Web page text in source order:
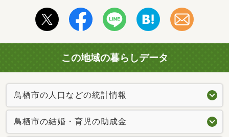
この地域の暮らしデータ
鳥栖市の人口などの統計情報
鳥栖市の結婚・育児の助成金